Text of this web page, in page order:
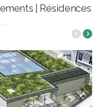
| Résidences